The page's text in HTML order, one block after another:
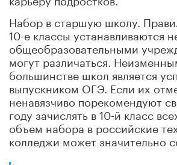
Набор в старшую школу.
10-е классы устанавливаются
общеобразовательными
могут различаться.
большинстве школ является
выпускником ОГЭ. Если их
ненавязчиво порекомендуют
году зачислять в 10-й класс
объем набора в российские
колледжи может значительно